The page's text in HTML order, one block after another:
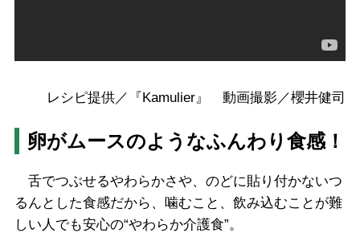
レシピ提供／『Kamulier』 動画撮影／櫻井健司
卵がムースのようなふんわり食感！
舌でつぶせるやわらかさや、のどに貼り付かないつ
るんとした食感だから、噛むこと、飲み込むことが難
しい人でも安心の“やわらか介護食”。